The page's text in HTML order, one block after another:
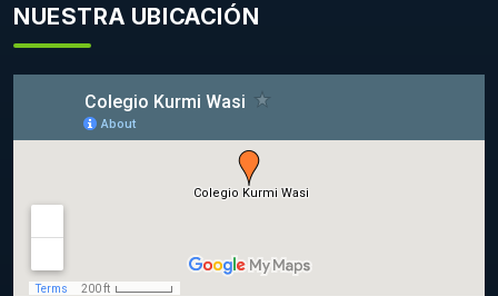
NUESTRA UBICACIÓN